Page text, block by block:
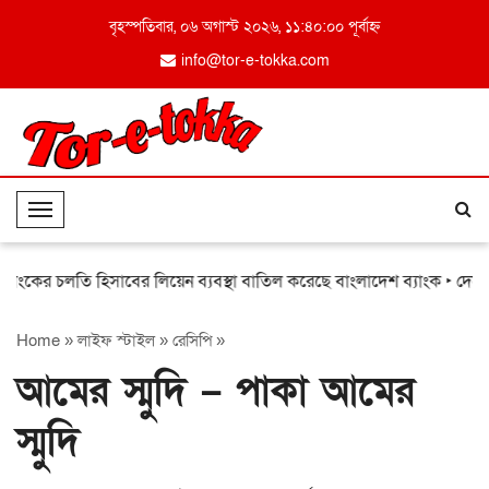
বৃহস্পতিবার, ০৬ অগাস্ট ২০২৬, ১১:৪০:০০ পূর্বাহ্ন
info@tor-e-tokka.com
T
o
g
e
N
v
i
g
চলতি হিসাবের লিয়েন ব্যবস্থা বাতিল করেছে বাংলাদেশ ব্যাংক‣ দেশের
Home »লাইফ স্টাইল» রেসিপি»
আমের স্মুদি – পাকা আমের
স্মুদি